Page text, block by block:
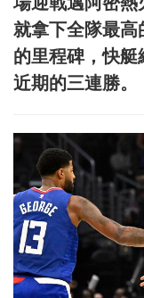
就拿下全隊最高
的里程碑，快艇
近期的三連勝。